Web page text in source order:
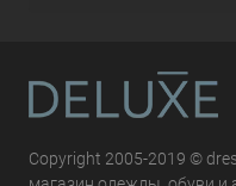
Copyright 2005-2019 ©